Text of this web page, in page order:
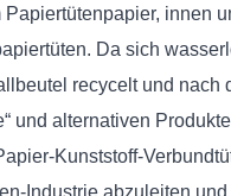
innen
Da sich
recycelt und
und alternativen
Kunststoff-